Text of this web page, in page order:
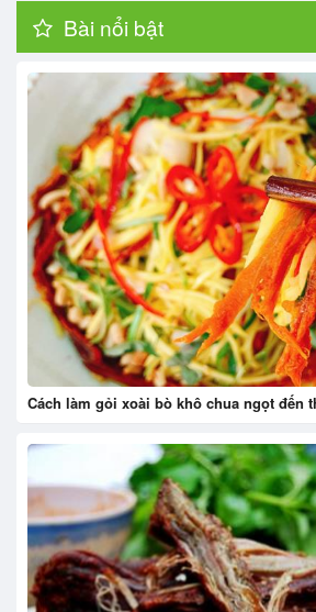
Bài nổi bật
Cách làm gỏi xoài bò khô chua ngọt đến